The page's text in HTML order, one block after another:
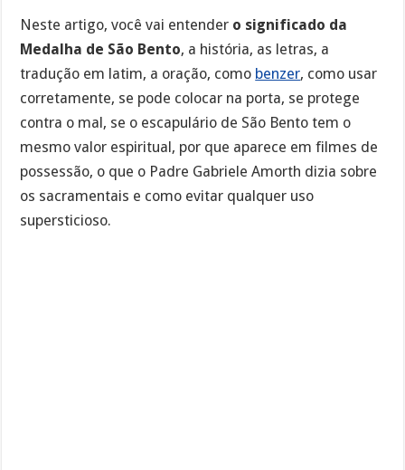
Neste artigo, você vai entender o significado da
Medalha de São Bento, a história, as letras, a
tradução em latim, a oração, como benzer, como usar
corretamente, se pode colocar na porta, se protege
contra o mal, se o escapulário de São Bento tem o
mesmo valor espiritual, por que aparece em filmes de
possessão, o que o Padre Gabriele Amorth dizia sobre
os sacramentais e como evitar qualquer uso
supersticioso.